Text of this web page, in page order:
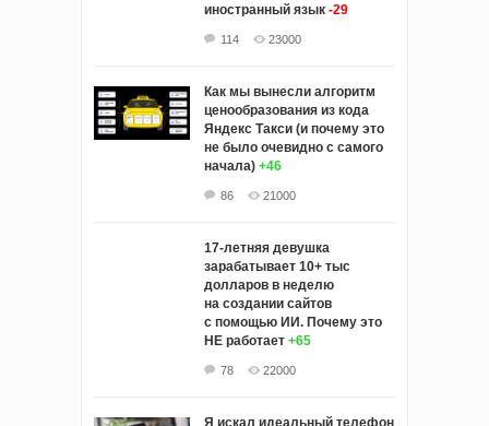
иностранный язык -29
114 23000
Как мы вынесли алгоритм
ценообразования из кода
Яндекс Такси (и почему это
не было очевидно с самого
начала) +46
86 21000
17-летняя девушка
зарабатывает 10+ тыс
долларов в неделю
на создании сайтов
с помощью ИИ. Почему это
НЕ работает +65
78 22000
Я искал идеальный телефон